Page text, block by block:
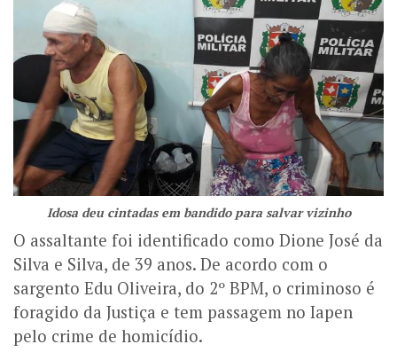
Idosa deu cintadas em bandido para salvar vizinho
O assaltante foi identificado como Dione José da
Silva e Silva, de 39 anos. De acordo com o
sargento Edu Oliveira, do 2º BPM, o criminoso é
foragido da Justiça e tem passagem no Iapen
pelo crime de homicídio.